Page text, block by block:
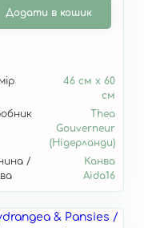
Додати в кошик
46 см x 60
см
Thea
Gouverneur
(Нідерланди)
/
Канва
Aida16